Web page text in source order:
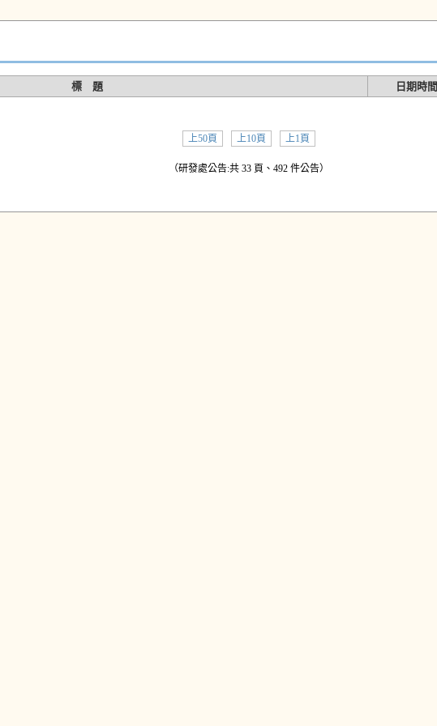
標 題 日期時間
上50頁 上10頁 上1頁
（研發處公告:共 33 頁、492 件公告）